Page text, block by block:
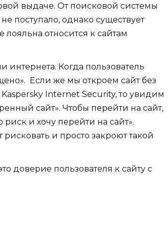
выдаче. От поисковой системы
поступало, однако существует
лояльна относится к сайтам
Когда пользователь
Если же мы откроем сайт без
Internet Security, то увидим
сайт». Чтобы перейти на сайт,
и хочу перейти на сайт».
и просто закроют такой
доверие пользователя к сайту с